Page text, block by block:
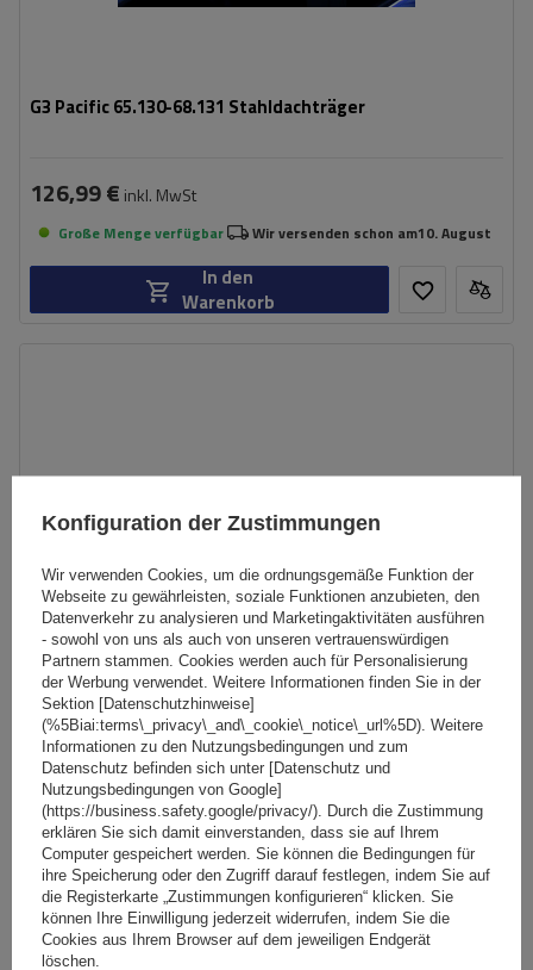
G3 Pacific 65.130-68.131 Stahldachträger
126,99 € inkl. MwSt
Große Menge verfügbar Wir versenden schon am10. August
In den
Warenkorb
G3 Pacific Aero 64.230-68.131 Aluminium-Dachträger
208,79 €inkl. MwSt
Große Menge verfügbar Wir versenden schon am10. August
In den
Warenkorb
Konfiguration der Zustimmungen
Wir verwenden Cookies, um die ordnungsgemäße Funktion der
Webseite zu gewährleisten, soziale Funktionen anzubieten, den
Datenverkehr zu analysieren und Marketingaktivitäten ausführen
- sowohl von uns als auch von unseren vertrauenswürdigen
Partnern stammen. Cookies werden auch für Personalisierung
der Werbung verwendet. Weitere Informationen finden Sie in der
Sektion [Datenschutzhinweise]
(%5Biai:terms\_privacy\_and\_cookie\_notice\_url%5D). Weitere
Informationen zu den Nutzungsbedingungen und zum
Datenschutz befinden sich unter [Datenschutz und
Nutzungsbedingungen von Google]
(https://business.safety.google/privacy/). Durch die Zustimmung
erklären Sie sich damit einverstanden, dass sie auf Ihrem
Computer gespeichert werden. Sie können die Bedingungen für
ihre Speicherung oder den Zugriff darauf festlegen, indem Sie auf
die Registerkarte „Zustimmungen konfigurieren“ klicken. Sie
können Ihre Einwilligung jederzeit widerrufen, indem Sie die
Cookies aus Ihrem Browser auf dem jeweiligen Endgerät
löschen.